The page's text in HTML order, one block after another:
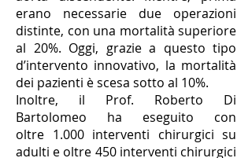
erano necessarie due operazioni
distinte, con una mortalità superiore
al 20%. Oggi, grazie a questo tipo
d’intervento innovativo, la mortalità
dei pazienti è scesa sotto al 10%.
Inoltre, il Prof. Roberto Di
Bartolomeo ha eseguito con
oltre 1.000 interventi chirurgici su
adulti e oltre 450 interventi chirurgici